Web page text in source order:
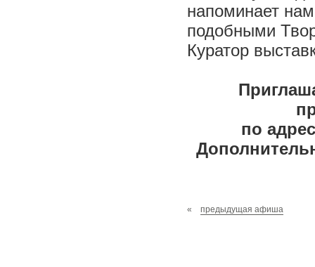
напоминает
подобными
Куратор
по
« предыдущая афиша